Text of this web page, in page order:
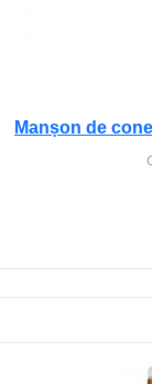
Manșon de